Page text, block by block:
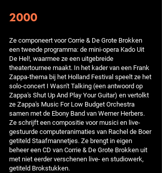
2000
Ze componeert voor Corrie & De Grote Brokken
een tweede programma: de mini-opera Kado Uit
De Hel!, waarmee ze een uitgebreide
theatertournee maakt. In het kader van een Frank
Zappa-thema bij het Holland Festival speelt ze het
solo-concert I Wasn't Talking (een antwoord op
Zappa's Shut Up And Play Your Guitar) en vertolkt
ze Zappa's Music For Low Budget Orchestra
samen met de Ebony Band van Werner Herbers.
Ze schrijft een compositie voor musici en live-
gestuurde computeranimaties van Rachel de Boer
getiteld Staafmannetjes. Ze brengt in eigen
beheer een CD van Corrie & De Grote Brokken uit
met niet eerder verschenen live- en studiowerk,
getiteld Brokstukken.